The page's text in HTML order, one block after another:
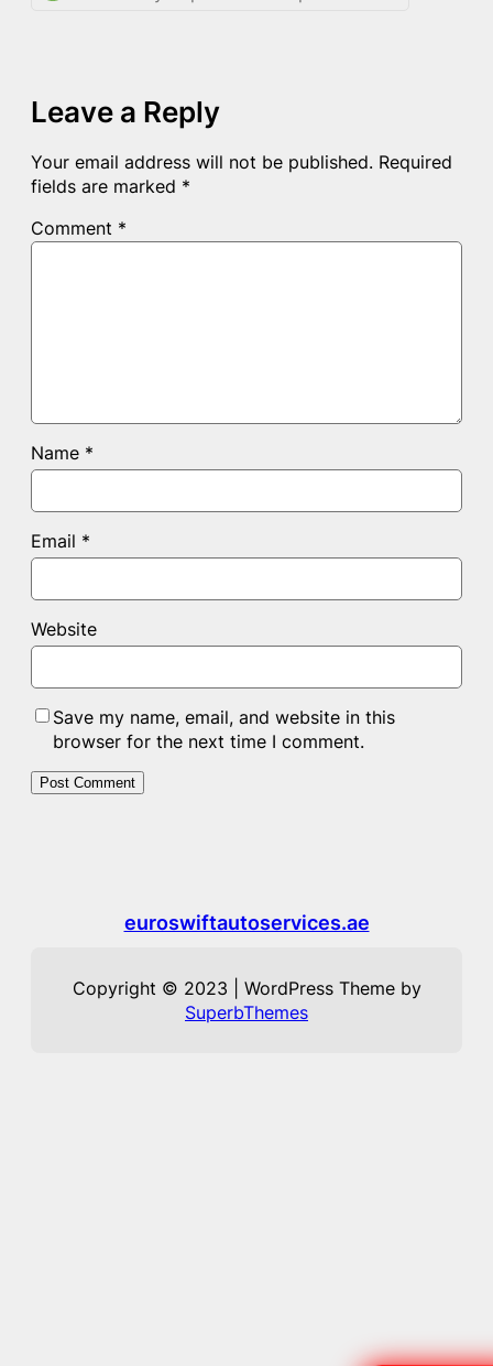
Leave a Reply
Your email address will not be published. Required
fields are marked *
Comment *
Name *
Email *
Website
Save my name, email, and website in this
browser for the next time I comment.
euroswiftautoservices.ae
Copyright © 2023 | WordPress Theme by
SuperbThemes